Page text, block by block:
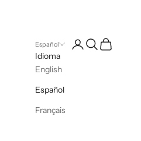
Español
Idioma
English
Español
Français
Iniciar sesión
Buscar
Cesta